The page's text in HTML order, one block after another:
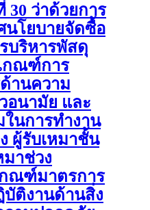
ว่าด้วยการ
นโยบายจัดซื้อ
บริหารพัสดุ
กณฑ์การ
านความ
อนามัย และ
นการทำงาน
ผู้รับเหมาชั้น
าช่วง
ณฑ์มาตรการ
ติงานด้านสิ่ง